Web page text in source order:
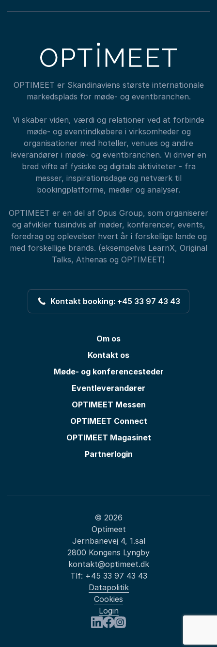
OPTIMEET er Skandinaviens største internationale
markedsplads for møde- og eventbranchen.
Vi skaber viden, værdi og relationer ved at forbinde
møde- og eventindkøbere i virksomheder og
organisationer med hoteller, venues og andre
leverandører i møde- og eventbranchen. Vi driver en
bred vifte af fysiske og digitale aktiviteter - fra
messer, inspirationsdage og netværk til
bookingplatforme, medier og analyser.
OPTIMEET er en del af Opus Group, som organiserer
og afvikler tusindvis af møder, konferencer, events,
foredrag og oplevelser hvert år i forskellige lande og
med forskellige brands. (eksempelvis LearnX, Original
Talks, Athenas og OPTIMEET)
Kontakt booking: +45 33 97 43 43
Om os
Kontakt os
Møde- og konferencesteder
Eventleverandører
OPTIMEET Messen
OPTIMEET Connect
OPTIMEET Magasinet
Partnerlogin
© 2026
Optimeet
Jernbanevej 4, 1.sal
2800 Kongens Lyngby
kontakt@optimeet.dk
Tlf: +45 33 97 43 43
Datapolitik
Cookies
Login